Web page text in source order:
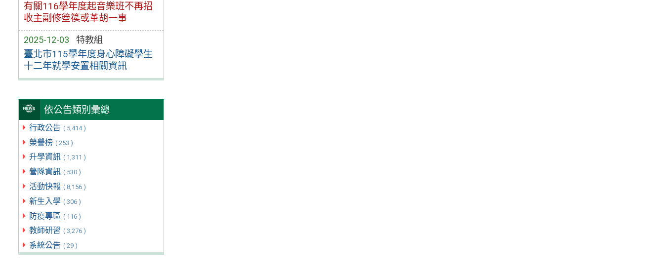
有關116學年度起音樂班不再招
收主副修箜篌或革胡一事
2025-12-03 特教組
臺北市115學年度身心障礙學生
十二年就學安置相關資訊
依公告類別彙總
行政公告 ( 5,414 )
榮譽榜 ( 253 )
升學資訊 ( 1,311 )
營隊資訊 ( 530 )
活動快報 ( 8,156 )
新生入學 ( 306 )
防疫專區 ( 116 )
教師研習 ( 3,276 )
系統公告 ( 29 )